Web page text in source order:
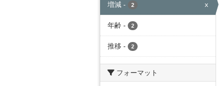
増減 - 2 x
年齢 - 2
推移 - 2
フォーマット